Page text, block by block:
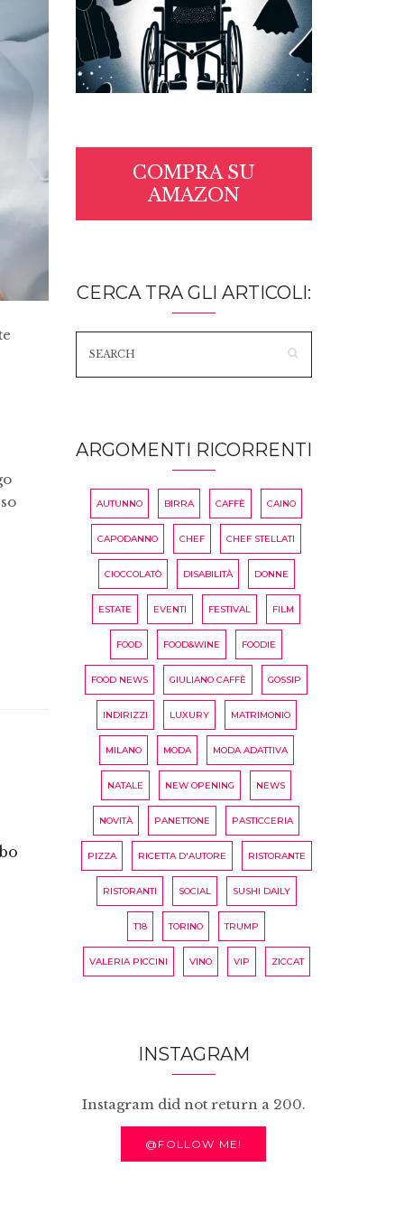
COMPRA SU
AMAZON
CERCA TRA GLI ARTICOLI:
ARGOMENTI RICORRENTI
AUTUNNO BIRRA CAFFÈ CAINO
CAPODANNO CHEF CHEF STELLATI
CIOCCOLATÒ DISABILITÀ DONNE
ESTATE EVENTI FESTIVAL FILM
FOOD FOOD&WINE FOODIE
FOOD NEWS GIULIANO CAFFÈ GOSSIP
INDIRIZZI LUXURY MATRIMONIO
MILANO MODA MODA ADATTIVA
NATALE NEW OPENING NEWS
NOVITÀ PANETTONE PASTICCERIA
PIZZA RICETTA D'AUTORE RISTORANTE
RISTORANTI SOCIAL SUSHI DAILY
T18 TORINO TRUMP
VALERIA PICCINI VINO VIP ZICCAT
INSTAGRAM
Instagram did not return a 200.
@FOLLOW ME!